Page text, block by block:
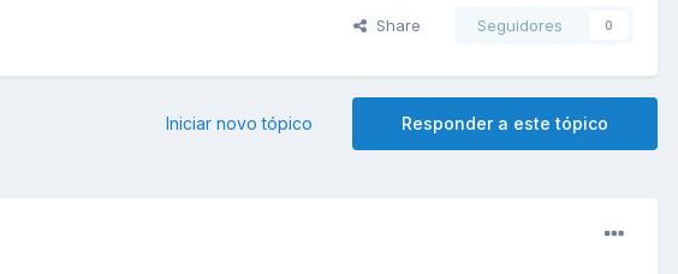
Share Seguidores 0
Responder a este tópico
Iniciar novo tópico